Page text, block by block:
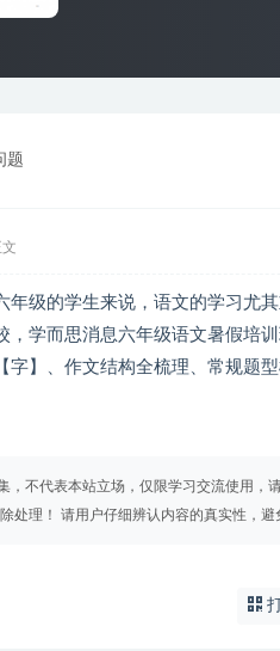
题
文
级的学生来说，语文的学习尤
学而思消息六年级语文暑假培
】、作文结构全梳理、常规题
，不代表本站立场，仅限学习交流使用，
处理！ 请用户仔细辨认内容的真实性，避